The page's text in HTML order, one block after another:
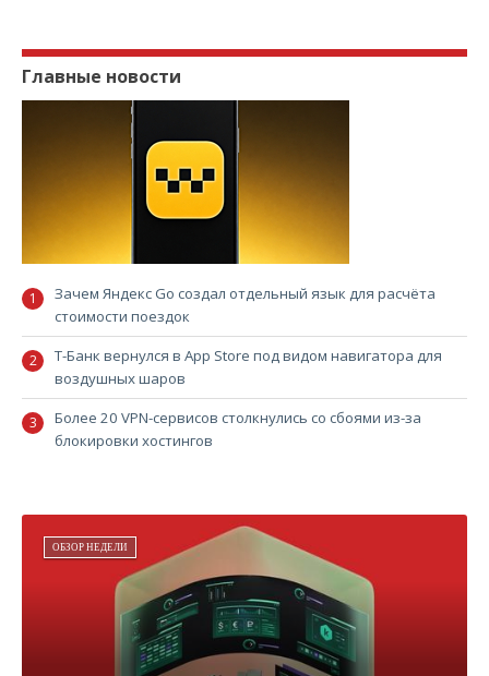
Главные новости
Зачем Яндекс Go создал отдельный язык для расчёта
стоимости поездок
Т-Банк вернулся в App Store под видом навигатора для
воздушных шаров
Более 20 VPN-сервисов столкнулись со сбоями из-за
блокировки хостингов
ОБЗОР НЕДЕЛИ